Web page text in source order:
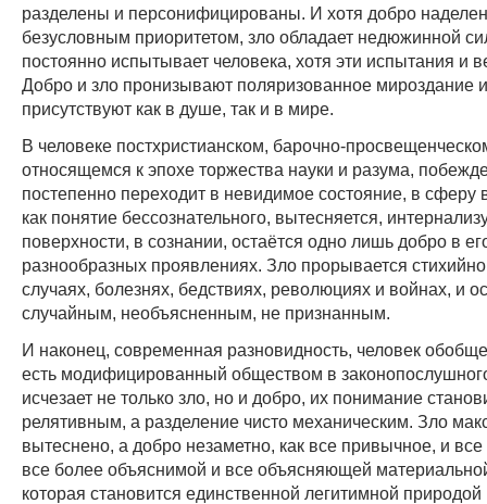
разделены и персонифицированы. И хотя добро
безусловным приоритетом, зло обладает недюжинной
постоянно испытывает человека, хотя эти испытания и
Добро и зло пронизывают поляризованное мироздание
присутствуют как в душе, так и в мире.
В человеке постхристианском, барочно-
относящемся к эпохе торжества науки и разума,
постепенно переходит в невидимое состояние, в сферу
как понятие бессознательного, вытесняется,
поверхности, в сознании, остаётся одно лишь добро в
разнообразных проявлениях. Зло прорывается
случаях, болезнях, бедствиях, революциях и войнах, и
случайным, необъясненным, не признанным.
И наконец, современная разновидность, человек
есть модифицированный обществом в
исчезает не только зло, но и добро, их понимание
релятивным, а разделение чисто механическим. Зло
вытеснено, а добро незаметно, как все привычное, и
все более объяснимой и все объясняющей
которая становится единственной легитимной